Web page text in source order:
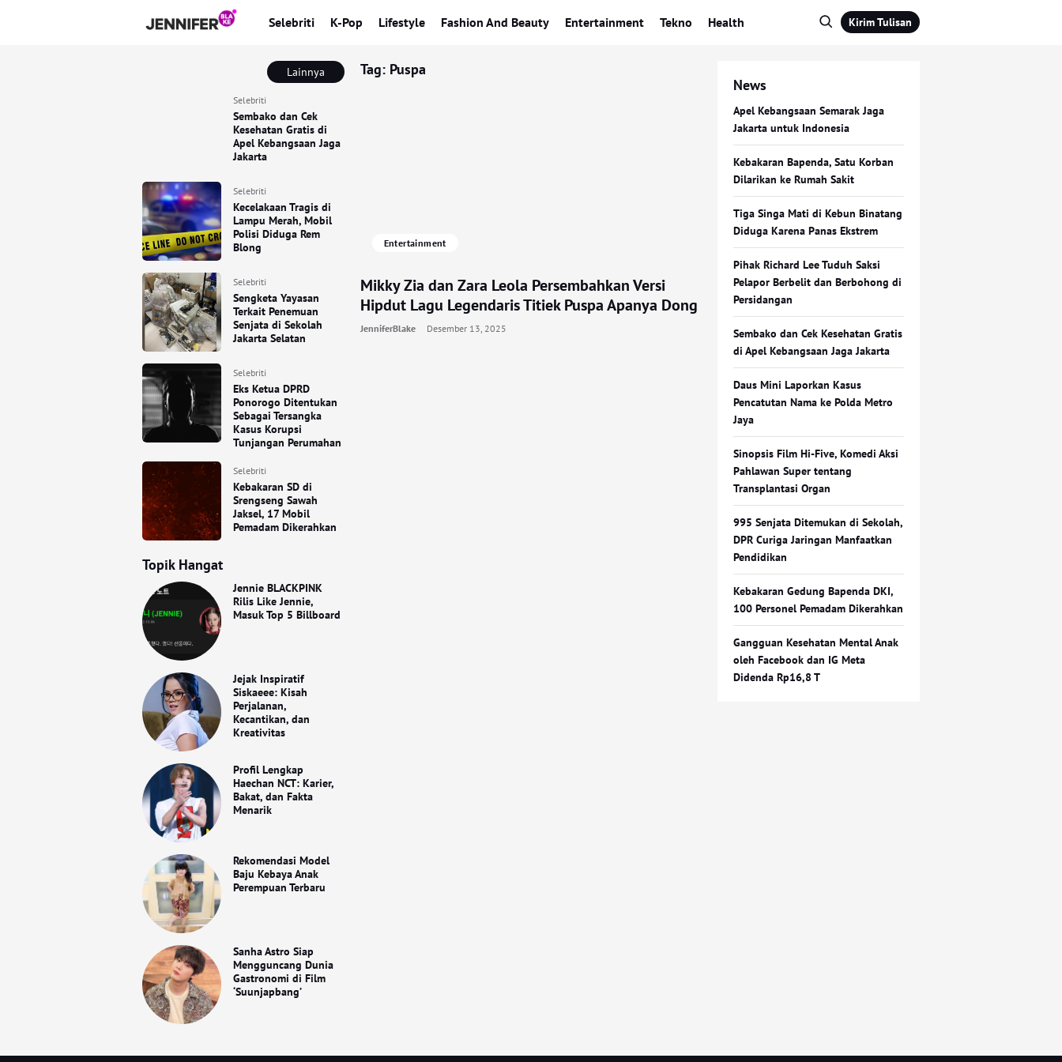
Selebriti K-Pop Lifestyle Fashion And Beauty Entertainment Tekno Health Kirim Tulisan
Lainnya
Selebriti
Sembako dan Cek
Kesehatan Gratis di
Apel Kebangsaan Jaga
Jakarta
Selebriti
Kecelakaan Tragis di
Lampu Merah, Mobil
Polisi Diduga Rem
Blong
Selebriti
Sengketa Yayasan
Terkait Penemuan
Senjata di Sekolah
Jakarta Selatan
Selebriti
Eks Ketua DPRD
Ponorogo Ditentukan
Sebagai Tersangka
Kasus Korupsi
Tunjangan Perumahan
Selebriti
Kebakaran SD di
Srengseng Sawah
Jaksel, 17 Mobil
Pemadam Dikerahkan
Topik Hangat
Jennie BLACKPINK
Rilis Like Jennie,
Masuk Top 5 Billboard
Jejak Inspiratif
Siskaeee: Kisah
Perjalanan,
Kecantikan, dan
Kreativitas
Profil Lengkap
Haechan NCT: Karier,
Bakat, dan Fakta
Menarik
Rekomendasi Model
Baju Kebaya Anak
Perempuan Terbaru
Sanha Astro Siap
Mengguncang Dunia
Gastronomi di Film
‘Suunjapbang’
Tag: Puspa
Entertainment
Mikky Zia dan Zara Leola Persembahkan Versi
Hipdut Lagu Legendaris Titiek Puspa Apanya Dong
JenniferBlake Desember 13, 2025
News
Apel Kebangsaan Semarak Jaga
Jakarta untuk Indonesia
Kebakaran Bapenda, Satu Korban
Dilarikan ke Rumah Sakit
Tiga Singa Mati di Kebun Binatang
Diduga Karena Panas Ekstrem
Pihak Richard Lee Tuduh Saksi
Pelapor Berbelit dan Berbohong di
Persidangan
Sembako dan Cek Kesehatan Gratis
di Apel Kebangsaan Jaga Jakarta
Daus Mini Laporkan Kasus
Pencatutan Nama ke Polda Metro
Jaya
Sinopsis Film Hi-Five, Komedi Aksi
Pahlawan Super tentang
Transplantasi Organ
995 Senjata Ditemukan di Sekolah,
DPR Curiga Jaringan Manfaatkan
Pendidikan
Kebakaran Gedung Bapenda DKI,
100 Personel Pemadam Dikerahkan
Gangguan Kesehatan Mental Anak
oleh Facebook dan IG Meta
Didenda Rp16,8 T